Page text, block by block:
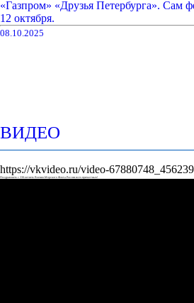
«Газпром» «Друзья Петербурга». Сам
12 октября.
08.10.2025
ВИДЕО
https://vkvideo.ru/video-
Поздравляем с 330-летием Военно-Морского Флота России всех причастных!